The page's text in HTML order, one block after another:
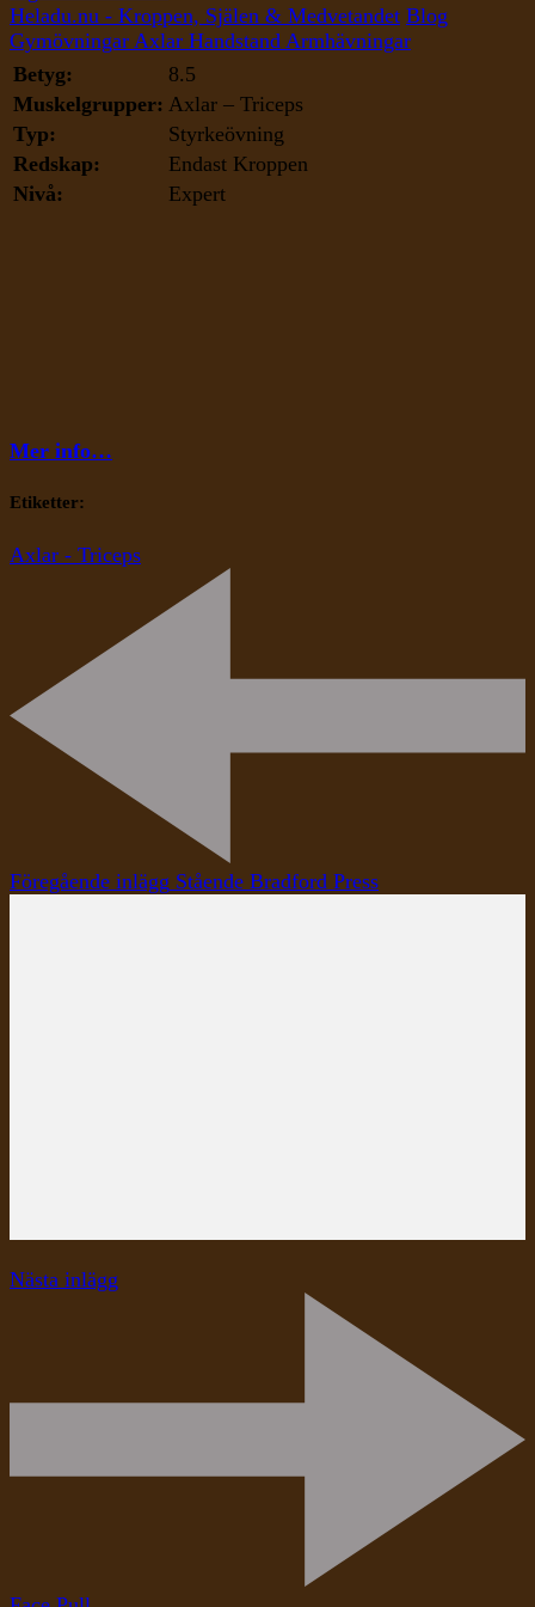
Handstand
Armhävningar
Heladu.nu - Kroppen, Själen & Medvetandet Blog
Gymövningar Axlar Handstand Armhävningar
Betyg:
8.5
Muskelgrupper: Axlar – Triceps
Typ:
Styrkeövning
Redskap:
Endast Kroppen
Nivå:
Expert
Mer info…
Etiketter:
Axlar - Triceps
Inläggsnavigering
Föregående inlägg Stående Bradford Press
Nästa inlägg